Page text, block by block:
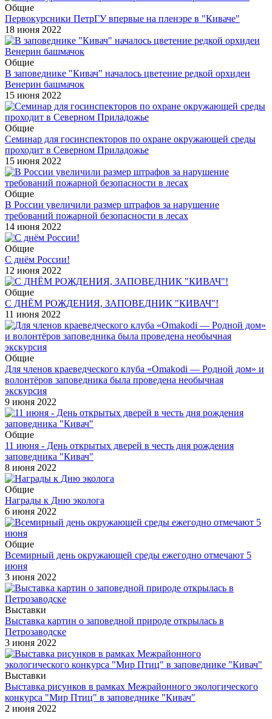
Общие
Первокурсники ПетрГУ впервые на пленэре в "Киваче"
18 июня 2022
Общие
В заповеднике "Кивач" началось цветение редкой орхидеи
Венерин башмачок
15 июня 2022
Общие
Семинар для госинспекторов по охране окружающей среды
проходит в Северном Приладожье
15 июня 2022
Общие
В России увеличили размер штрафов за нарушение
требований пожарной безопасности в лесах
14 июня 2022
Общие
С днём России!
12 июня 2022
Общие
С ДНЁМ РОЖДЕНИЯ, ЗАПОВЕДНИК "КИВАЧ"!
11 июня 2022
Общие
Для членов краеведческого клуба «Оmakodi — Родной дом» и
волонтёров заповедника была проведена необычная
экскурсия
9 июня 2022
Общие
11 июня - День открытых дверей в честь дня рождения
заповедника "Кивач"
8 июня 2022
Общие
Награды к Дню эколога
6 июня 2022
Общие
Всемирный день окружающей среды ежегодно отмечают 5
июня
3 июня 2022
Выставки
Выставка картин о заповедной природе открылась в
Петрозаводске
3 июня 2022
Выставки
Выставка рисунков в рамках Межрайонного экологического
конкурса "Мир Птиц" в заповеднике "Кивач"
2 июня 2022